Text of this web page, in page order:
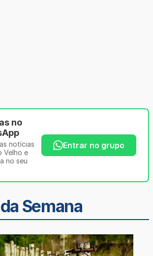
no
notícias
Velho e
no seu
Entrar no grupo
Semana